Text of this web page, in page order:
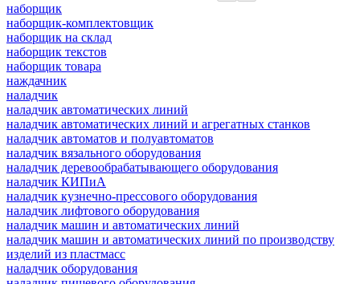
наборщик
наборщик-комплектовщик
наборщик на склад
наборщик текстов
наборщик товара
наждачник
наладчик
наладчик автоматических линий
наладчик автоматических линий и агрегатных станков
наладчик автоматов и полуавтоматов
наладчик вязального оборудования
наладчик деревообрабатывающего оборудования
наладчик КИПиА
наладчик кузнечно-прессового оборудования
наладчик лифтового оборудования
наладчик машин и автоматических линий
наладчик машин и автоматических линий по производству
изделий из пластмасс
наладчик оборудования